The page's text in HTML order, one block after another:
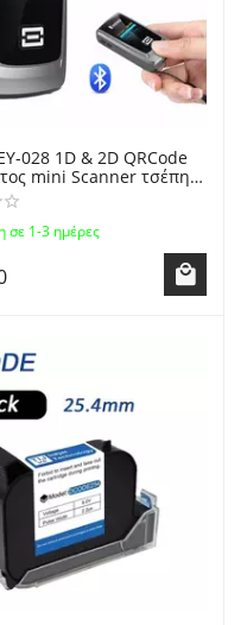
028 1D & 2D QRCode
mini Scanner τσέπης
Scanner Bluetooth &
& Wired CCD
LCD Display
σε 1-3 ημέρες